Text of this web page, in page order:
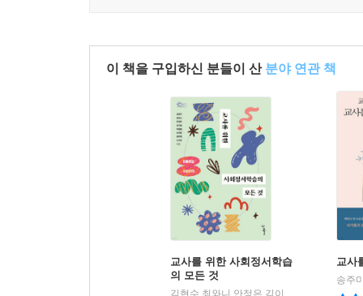
정도로 변화한다. 이 책에 가득 담긴 비폭력 대
어느덧 연둣빛 새싹이 움트고 있음을 느낄 수 있을
이 책을 구입하신 분들이 산 분야 연관 책
교사를 위한 사회정서학습
의 모든 것
교사
송주